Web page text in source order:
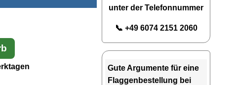
unter der Telefonnummer
📞 +49 6074 2151 2060
Gute Argumente für eine
Flaggenbestellung bei